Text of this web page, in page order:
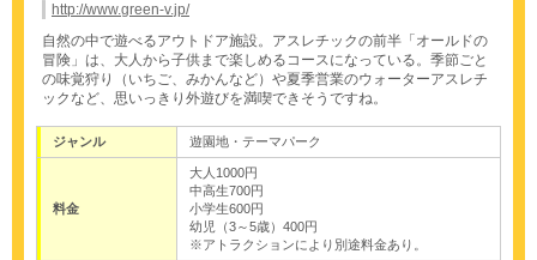
http://www.green-v.jp/
自然の中で遊べるアウトドア施設。アスレチックの前半「オールドの
冒険」は、大人から子供まで楽しめるコースになっている。季節ごと
の味覚狩り（いちご、みかんなど）や夏季営業のウォーターアスレチ
ックなど、思いっきり外遊びを満喫できそうですね。
ジャンル 遊園地・テーマパーク
料金
大人1000円
中高生700円
小学生600円
幼児（3～5歳）400円
※アトラクションにより別途料金あり。